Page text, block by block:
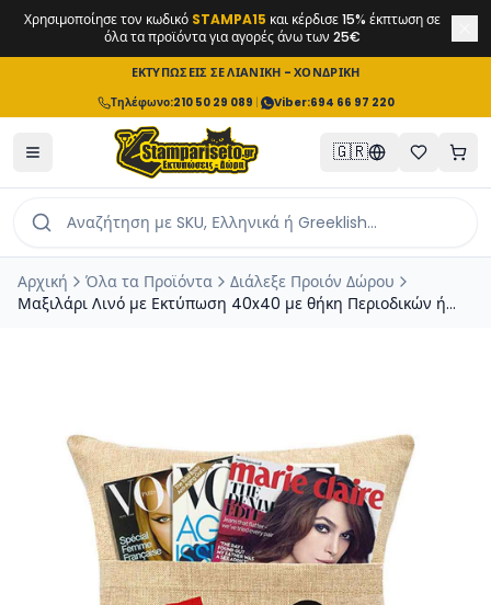
Χρησιμοποίησε τον κωδικό STAMPA15 και κέρδισε 15% έκπτωση σε
όλα τα προϊόντα για αγορές άνω των 25€
ΕΚΤΥΠΩΣΕΙΣ ΣΕ ΛΙΑΝΙΚΗ - ΧΟΝΔΡΙΚΗ
Τηλέφωνο:210 50 29 089 | Viber:694 66 97 220
🇬🇷
Αρχική Όλα τα Προϊόντα
Διάλεξε Προιόν Δώρου
Μαξιλάρι Λινό με Εκτύπωση 40x40 με θήκη Περιοδικών ή